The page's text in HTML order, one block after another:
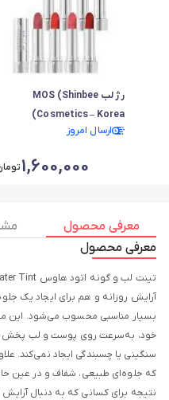
رژ لب MOS (Shinbee
Cosmetics – Korea)
ارسال امروز
1,600,000
معرفی محصول
معرفی محصول
آرایش روزانه و هم برای ایجاد یک
بسیار مناسبی محسوب می‌شود. این
خود، به‌سرعت روی پوست و لب پخش
سنگینی یا چسبندگی ایجاد نمی‌کند.
که جلوه‌ای طبیعی، شفاف و در عین
نتیجه برای کسانی که به دنبال